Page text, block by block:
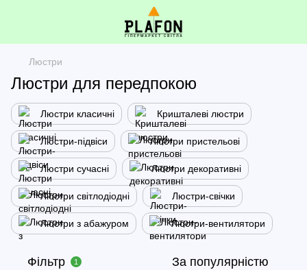
Люстри
Люстри для передпокою
Люстри класичні Кришталеві люстри
Люстри-підвіси Люстри пристельові
Люстри сучасні Люстри декоративні
Люстри світлодіодні Люстри-свічки
Люстри з абажуром Люстри-вентилятори
Фільтр 1 За популярністю